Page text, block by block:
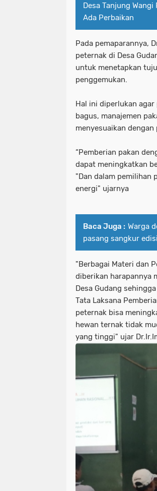
Desa Tanjung
Ada Perbaikan
Pada pemaparannya,
peternak di Desa
untuk menetapkan
penggemukan.
Hal ini diperlukan
bagus, manajemen
menyesuaikan
“Pemberian pakan
dapat meningkatkan
"Dan dalam pemilihan
energi" ujarnya
Baca Juga : Warga
pasang sangkur edisi
"Berbagai Materi dan
diberikan harapannya
Desa Gudang
Tata Laksana
peternak bisa
hewan ternak tidak
yang tinggi" ujar